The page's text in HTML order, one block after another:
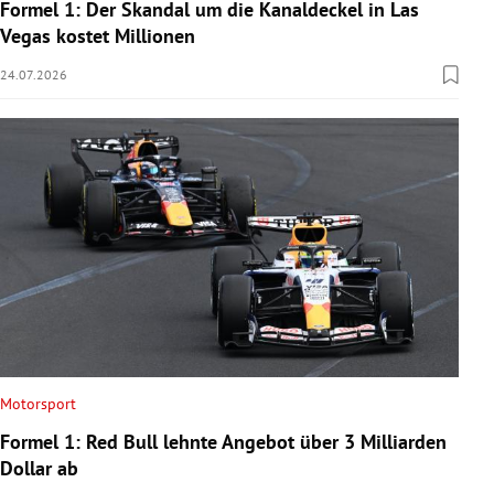
Formel 1: Der Skandal um die Kanaldeckel in Las
Vegas kostet Millionen
24.07.2026
Motorsport
Formel 1: Red Bull lehnte Angebot über 3 Milliarden
Dollar ab